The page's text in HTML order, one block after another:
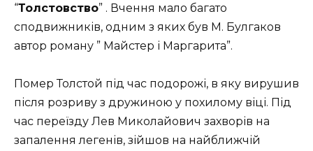
“Толстовство” . Вчення мало багато
сподвижників, одним з яких був М. Булгаков
автор роману ” Майстер і Маргарита”.
Помер Толстой під час подорожі, в яку вирушив
після розриву з дружиною у похилому віці. Під
час переїзду Лев Миколайович захворів на
запалення легенів, зійшов на найближчій